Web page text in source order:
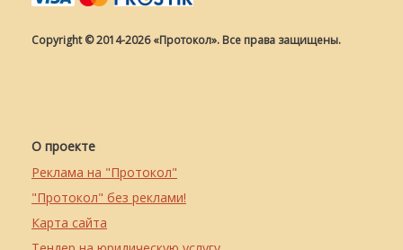
Copyright © 2014-2026 «Протокол». Все права защищены.
О проекте
Реклама на "Протокол"
"Протокол" без реклами!
Карта сайта